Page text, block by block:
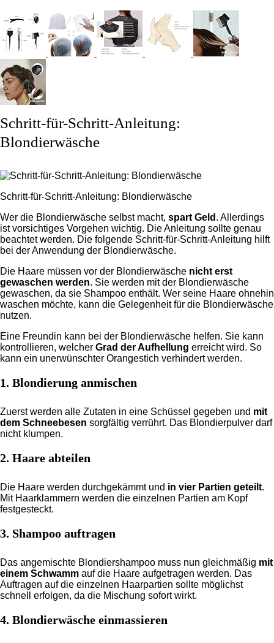
Schritt-für-Schritt-Anleitung:
Blondierwäsche
Schritt-für-Schritt-Anleitung: Blondierwäsche
Wer die Blondierwäsche selbst macht, spart Geld . Allerdings
ist vorsichtiges Vorgehen wichtig. Die Anleitung sollte genau
beachtet werden. Die folgende Schritt-für-Schritt-Anleitung hilft
bei der Anwendung der Blondierwäsche.
Die Haare müssen vor der Blondierwäsche nicht erst
gewaschen werden. Sie werden mit der Blondierwäsche
gewaschen, da sie Shampoo enthält. Wer seine Haare ohnehin
waschen möchte, kann die Gelegenheit für die Blondierwäsche
nutzen.
Eine Freundin kann bei der Blondierwäsche helfen. Sie kann
kontrollieren, welcher Grad der Aufhellung erreicht wird. So
kann ein unerwünschter Orangestich verhindert werden.
1. Blondierung anmischen
Zuerst werden alle Zutaten in eine Schüssel gegeben und mit
dem Schneebesen sorgfältig verrührt. Das Blondierpulver darf
nicht klumpen.
2. Haare abteilen
Die Haare werden durchgekämmt und in vier Partien geteilt.
Mit Haarklammern werden die einzelnen Partien am Kopf
festgesteckt.
3. Shampoo auftragen
Das angemischte Blondiershampoo muss nun gleichmäßig mit
einem Schwamm auf die Haare aufgetragen werden. Das
Auftragen auf die einzelnen Haarpartien sollte möglichst
schnell erfolgen, da die Mischung sofort wirkt.
4. Blondierwäsche einmassieren